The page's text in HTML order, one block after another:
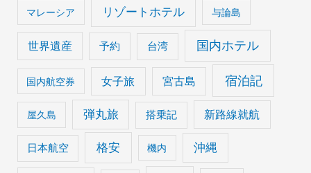
マレーシア リゾートホテル 与論島
世界遺産 予約 台湾 国内ホテル
国内航空券 女子旅 宮古島 宿泊記
屋久島 弾丸旅 搭乗記 新路線就航
日本航空 格安 機内 沖縄